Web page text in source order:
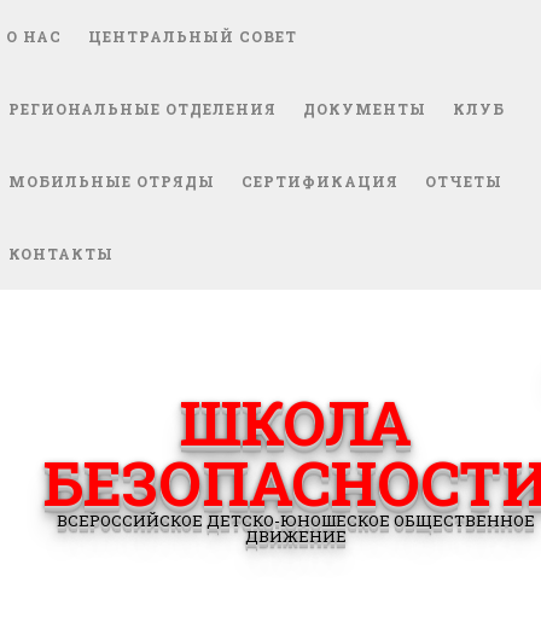
О НАС ЦЕНТРАЛЬНЫЙ СОВЕТ
РЕГИОНАЛЬНЫЕ ОТДЕЛЕНИЯ ДОКУМЕНТЫ КЛУБ
МОБИЛЬНЫЕ ОТРЯДЫ СЕРТИФИКАЦИЯ ОТЧЕТЫ
КОНТАКТЫ
ШКОЛА
ВСЕРОССИЙСКОЕ ДЕТСКО-ЮНОШЕСКОЕ ОБЩЕСТВЕННОЕ
ДВИЖЕНИЕ